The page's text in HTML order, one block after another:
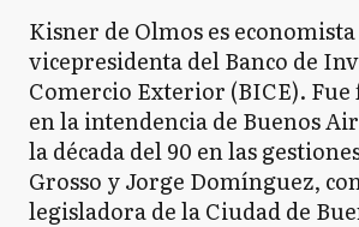
Kisner de Olmos es
vicepresidenta del Banco de
Comercio Exterior (BICE).
en la intendencia de Buenos
la década del 90 en las
Grosso y Jorge Domínguez,
legisladora de la Ciudad de